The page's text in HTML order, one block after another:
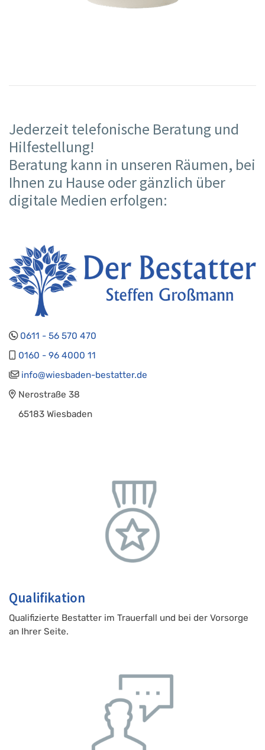
Jederzeit telefonische Beratung und
Hilfestellung!
Beratung kann in unseren Räumen, bei
Ihnen zu Hause oder gänzlich über
digitale Medien erfolgen:
0611 - 56 570 470
0160 - 96 4000 11
info@wiesbaden-bestatter.de
Nerostraße 38
65183 Wiesbaden
Qualifikation
Qualifizierte Bestatter im Trauerfall und bei der Vorsorge
an Ihrer Seite.